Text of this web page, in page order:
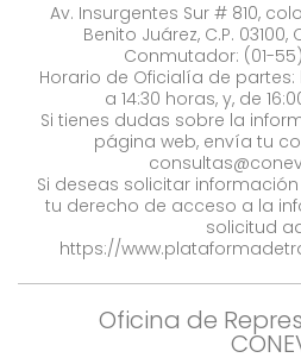
Av. Insurgentes Sur # 810,
Benito Juárez, C.P.
Conmutador: (01-
Horario de Oficialía de partes:
a 14:30 horas, y, de
Si tienes dudas sobre la
página web, envía tu
Si deseas solicitar información
tu derecho de acceso a la
solicitud
https://
Oficina de